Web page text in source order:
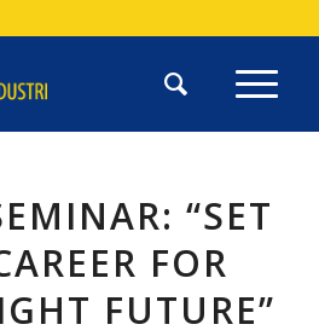
“SET
FOR
FUTURE”